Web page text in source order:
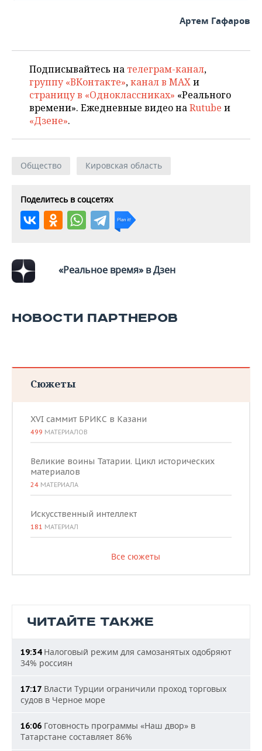
ХОККЕЙ С МЯЧОМ
ПРОИСШЕСТВИЯ
Артем Гафаров
Подписывайтесь на телеграм-канал,
группу «ВКонтакте»,канал в MAXи
страницу в «Одноклассниках» «Реального
времени». Ежедневные видео наRutube и
«Дзене».
Общество Кировская область
Поделитесь в соцсетях
«Реальное время» в Дзен
НОВОСТИ ПАРТНЕРОВ
Сюжеты
XVI саммит БРИКС в Казани
499 МАТЕРИАЛОВ
Великие воины Татарии. Цикл исторических
материалов
24 МАТЕРИАЛА
Искусственный интеллект
181 МАТЕРИАЛ
Все сюжеты
ЧИТАЙТЕ ТАКЖЕ
19:34Налоговый режим для самозанятых одобряют
34% россиян
17:17 Власти Турции ограничили проход торговых
судов в Черное море
16:06 Готовность программы «Наш двор» в
Татарстане составляет 86%